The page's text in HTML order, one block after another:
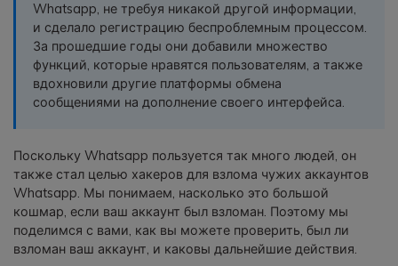
Резервное копирование и
восстановление
Создавайте резервные копии для
18+ типов данных и данных
WhatsApp на ПК. С легкостью
копии.
Перенос плейлистов
НОВИНКА
Переносите музыкальные
Whatsapp, не требуя никакой другой информации,
и сделало регистрацию беспроблемным процессом.
За прошедшие годы они добавили множество
функций, которые нравятся пользователям, а также
вдохновили другие платформы обмена
сообщениями на дополнение своего интерфейса.
Поскольку Whatsapp пользуется так много людей, он
также стал целью хакеров для взлома чужих аккаунтов
Whatsapp. Мы понимаем, насколько это большой
кошмар, если ваш аккаунт был взломан. Поэтому мы
поделимся с вами, как вы можете проверить, был ли
взломан ваш аккаунт, и каковы дальнейшие действия.